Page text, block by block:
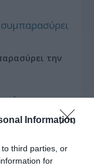
Information
third parties, or
for
την